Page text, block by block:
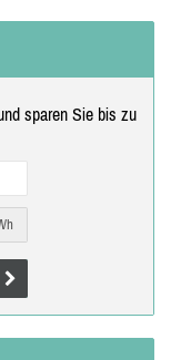
sparen Sie bis zu